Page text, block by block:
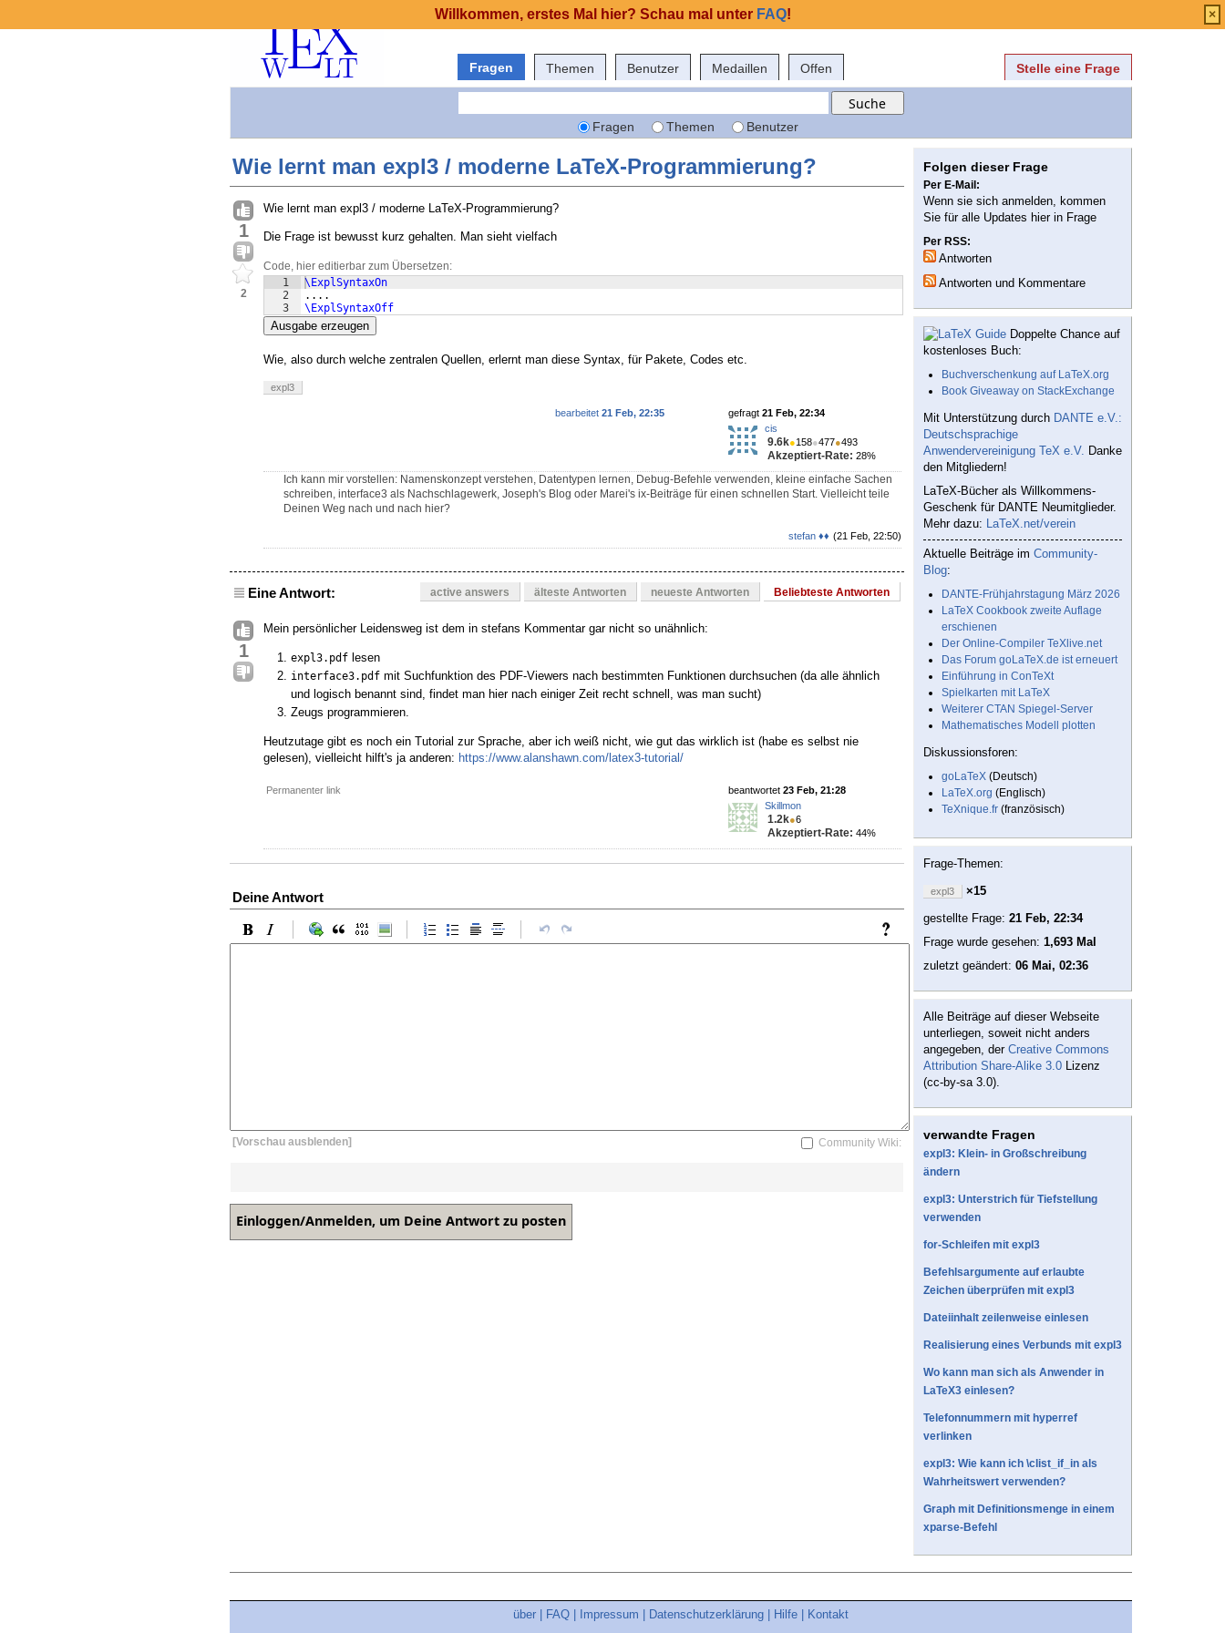
Fragen Themen Benutzer Medaillen Offen Stelle eine Frage
Fragen Themen Benutzer
Wie lernt man expl3 / moderne LaTeX-Programmierung?
1
2
Wie lernt man expl3 / moderne LaTeX-Programmierung?
Die Frage ist bewusst kurz gehalten. Man sieht vielfach
Code, hier editierbar zum Übersetzen:
1
2
3
\ExplSyntaxOn
....
\ExplSyntaxOff
Ausgabe erzeugen
Wie, also durch welche zentralen Quellen, erlernt man diese Syntax, für Pakete, Codes etc.
expl3
gefragt 21 Feb, 22:34
cis
9.6k●158●477●493
Akzeptiert-Rate: 28%
bearbeitet 21 Feb, 22:35
Ich kann mir vorstellen: Namenskonzept verstehen, Datentypen lernen, Debug-Befehle verwenden, kleine einfache Sachen
schreiben, interface3 als Nachschlagewerk, Joseph's Blog oder Marei's ix-Beiträge für einen schnellen Start. Vielleicht teile
Deinen Weg nach und nach hier?
(21 Feb, 22:50)
stefan ♦♦
Eine Antwort: active answers älteste Antworten neueste Antworten Beliebteste Antworten
1
Mein persönlicher Leidensweg ist dem in stefans Kommentar gar nicht so unähnlich:
expl3.pdf lesen
interface3.pdf mit Suchfunktion des PDF-Viewers nach bestimmten Funktionen durchsuchen (da alle ähnlich
und logisch benannt sind, findet man hier nach einiger Zeit recht schnell, was man sucht)
Zeugs programmieren.
Heutzutage gibt es noch ein Tutorial zur Sprache, aber ich weiß nicht, wie gut das wirklich ist (habe es selbst nie
gelesen), vielleicht hilft's ja anderen: https://www.alanshawn.com/latex3-tutorial/
Permanenter link beantwortet 23 Feb, 21:28
Skillmon
1.2k●6
Akzeptiert-Rate: 44%
Deine Antwort
[Vorschau ausblenden] Community Wiki:
Folgen dieser Frage
Per E-Mail:
Wenn sie sich anmelden, kommen
Sie für alle Updates hier in Frage
Per RSS:
Antworten
Antworten und Kommentare
Doppelte Chance auf
kostenloses Buch:
Buchverschenkung auf LaTeX.org
Book Giveaway on StackExchange
Mit Unterstützung durch DANTE e.V.:
Deutschsprachige
Anwendervereinigung TeX e.V. Danke
den Mitgliedern!
LaTeX-Bücher als Willkommens-
Geschenk für DANTE Neumitglieder.
Mehr dazu: LaTeX.net/verein
Aktuelle Beiträge im Community-
Blog:
DANTE-Frühjahrstagung März 2026
LaTeX Cookbook zweite Auflage
erschienen
Der Online-Compiler TeXlive.net
Das Forum goLaTeX.de ist erneuert
Einführung in ConTeXt
Spielkarten mit LaTeX
Weiterer CTAN Spiegel-Server
Mathematisches Modell plotten
Diskussionsforen:
goLaTeX (Deutsch)
LaTeX.org (Englisch)
TeXnique.fr (französisch)
Frage-Themen:
expl3
×15
gestellte Frage: 21 Feb, 22:34
Frage wurde gesehen: 1,693 Mal
zuletzt geändert: 06 Mai, 02:36
Alle Beiträge auf dieser Webseite
unterliegen, soweit nicht anders
angegeben, der Creative Commons
Attribution Share-Alike 3.0 Lizenz
(cc-by-sa 3.0).
verwandte Fragen
expl3: Klein- in Großschreibung
ändern
expl3: Unterstrich für Tiefstellung
verwenden
for-Schleifen mit expl3
Befehlsargumente auf erlaubte
Zeichen überprüfen mit expl3
Dateiinhalt zeilenweise einlesen
Realisierung eines Verbunds mit expl3
Wo kann man sich als Anwender in
LaTeX3 einlesen?
Telefonnummern mit hyperref
verlinken
expl3: Wie kann ich \clist_if_in als
Wahrheitswert verwenden?
Graph mit Definitionsmenge in einem
xparse-Befehl
über FAQ Impressum Datenschutzerklärung Hilfe Kontakt
Willkommen, erstes Mal hier? Schau mal unter FAQ! ×